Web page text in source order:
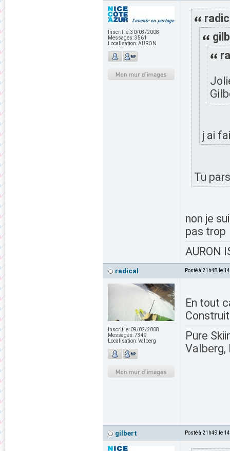
Inscrit le:30/03/2008
Messages:3561
Localisation:AURON
j ai
Tu
non je
pas trop
AURON
radical Posté à 21h48 le
Inscrit le: 09/02/2008
Messages:7349
Localisation:Valberg
En tout
Pure
Valberg,
gilbert Posté à 21h49 le